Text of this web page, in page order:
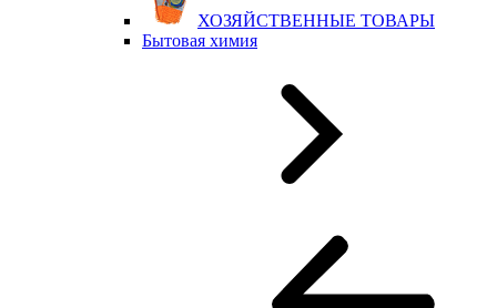
ХОЗЯЙСТВЕННЫЕ ТОВАРЫ
Бытовая химия